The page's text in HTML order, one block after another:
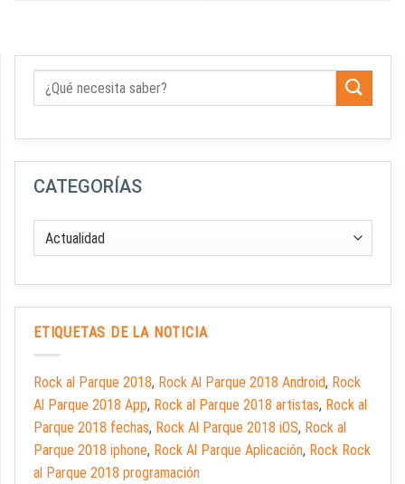
CATEGORÍAS
ETIQUETAS DE LA NOTICIA
Rock al Parque 2018, Rock Al Parque 2018 Android, Rock
Al Parque 2018 App, Rock al Parque 2018 artistas, Rock al
Parque 2018 fechas, Rock Al Parque 2018 iOS, Rock al
Parque 2018 iphone, Rock Al Parque Aplicación, Rock Rock
al Parque 2018 programación